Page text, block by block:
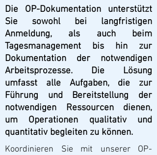
Die OP-Dokumentation unterstützt
Sie sowohl bei langfristigen
Anmeldung, als auch beim
Tagesmanagement bis hin zur
Dokumentation der notwendigen
Arbeitsprozesse. Die Lösung
umfasst alle Aufgaben, die zur
Führung und Bereitstellung der
notwendigen Ressourcen dienen,
um Operationen qualitativ und
quantitativ begleiten zu können.
Koordinieren Sie mit unserer OP-